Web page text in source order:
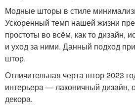
Шторы в ориентальном
стиле
Шторы на кухню
Модные шторы в стиле
Ускоренный темп нашей жизни
простоты во всём, как то дизайн,
и уход за ними. Данный подход
штор.
Отличительная черта штор 2023
интерьера — лаконичный дизайн,
декора.